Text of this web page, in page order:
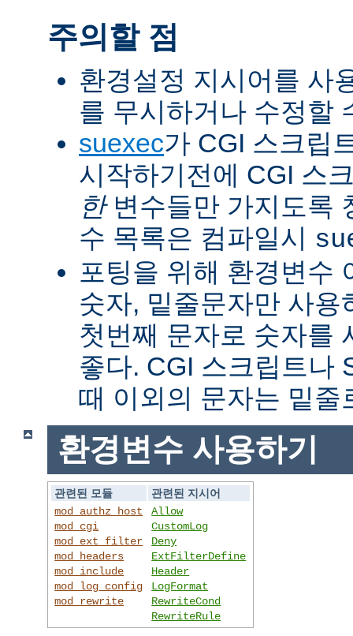
주의할 점
환경설정 지시어를 사
를 무시하거나 수정할
suexec가 CGI 스크립
시작하기전에 CGI 스
한변수들만 가지도록
수 목록은 컴파일시
포팅을 위해 환경변수
숫자, 밑줄문자만 사용
첫번째 문자로 숫자를
좋다. CGI 스크립트나
때 이외의 문자는 밑줄
환경변수 사용하기
관련된 모듈
관련된 지시어
mod_authz_host
mod_cgi
mod_ext_filter
mod_headers
mod_include
mod_log_config
mod_rewrite
Allow
CustomLog
Deny
ExtFilterDefine
Header
LogFormat
RewriteCond
RewriteRule